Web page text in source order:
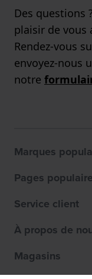
Des questions
plaisir de vous
Rendez-vous
envoyez-nous
notre
Marques
Pages
Service client
À propos de
Magasins